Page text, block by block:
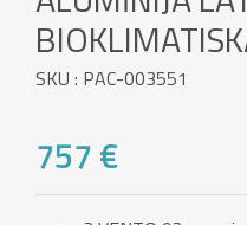
SKU : PAC-003551
757 €